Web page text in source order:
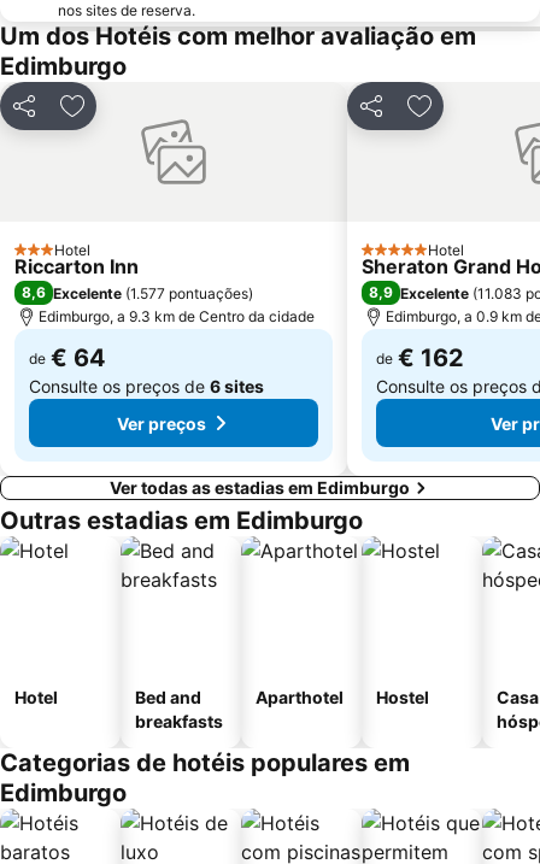
University of Edinburgh
Royal Terrace Gardens
Ocean Terminal
Currie
Gleneagles Golf Resort
nos sites de reserva.
Um dos Hotéis com melhor avaliação em
Edimburgo
PartilharAdicionar aos favoritos
3 Estrelas
Hotel
Riccarton Inn
8,6 Excelente (1.577 pontuações)
Edimburgo, a 9.3 km de Centro da cidade
de € 64
Consulte os preços de 6 sites
Ver preços
PartilharAdicionar
5 EstrelasHotel
Sheraton Grand
8,9 Excelente (11.083
Edimburgo, a 0.9 km
de € 162
Consulte os preços
Ver
Ver todas as estadias em Edimburgo
Outras estadias em Edimburgo
Hotel
Bed and
breakfasts
Aparthotel Hostel
Categorias de hotéis populares em
Edimburgo